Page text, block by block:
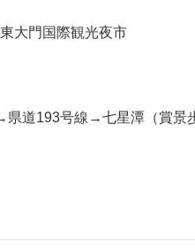
大門国際観光夜市
道193号線→七星潭（賞